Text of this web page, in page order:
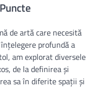
de artă care necesită
profundă a
am explorat diversele
de la definirea și
sa în diferite spații și